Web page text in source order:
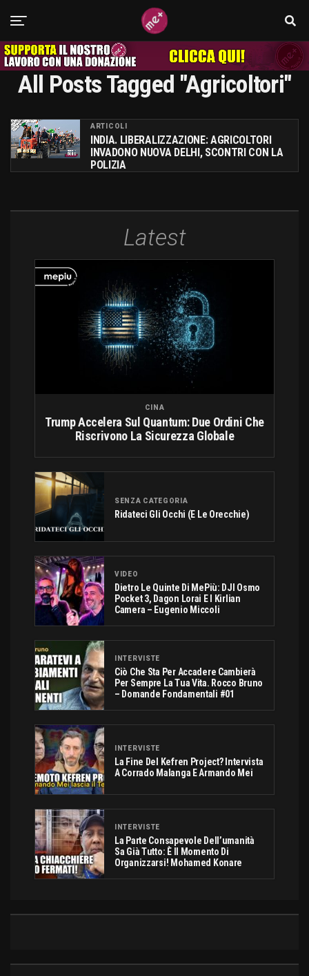
All Posts Tagged "agricoltori"
ARTICOLI
INDIA. LIBERALIZZAZIONE: AGRICOLTORI
INVADONO NUOVA DELHI, SCONTRI CON LA
POLIZIA
Latest
CINA
Trump Accelera Sul Quantum: Due Ordini Che
Riscrivono La Sicurezza Globale
SENZA CATEGORIA
Ridateci Gli Occhi (e Le Orecchie)
VIDEO
Dietro Le Quinte Di MePiù: DJI Osmo
Pocket 3, Dagon Lorai E I Kirlian
Camera – Eugenio Miccoli
INTERVISTE
Ciò Che Sta Per Accadere Cambierà
Per Sempre La Tua Vita. Rocco Bruno
– Domande Fondamentali #01
INTERVISTE
La Fine Del Kefren Project? Intervista
A Corrado Malanga E Armando Mei
INTERVISTE
La Parte Consapevole Dell’umanità
Sa Già Tutto: È Il Momento Di
Organizzarsi! Mohamed Konare